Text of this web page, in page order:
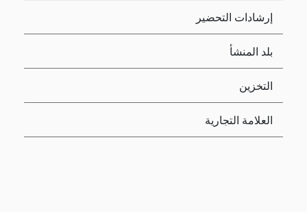
إرشادات التحضير
بلد المنشأ
التخزين
العلامة التجارية